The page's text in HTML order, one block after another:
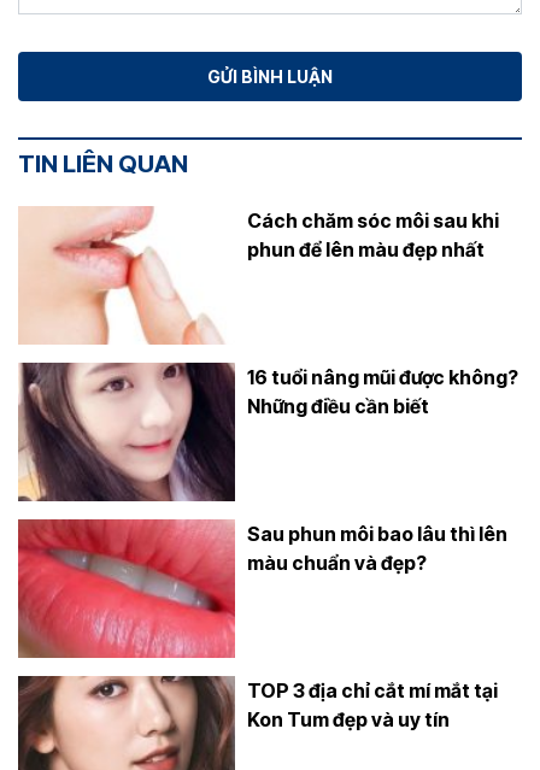
TIN LIÊN QUAN
Cách chăm sóc môi sau khi
phun để lên màu đẹp nhất
16 tuổi nâng mũi được không?
Những điều cần biết
Sau phun môi bao lâu thì lên
màu chuẩn và đẹp?
TOP 3 địa chỉ cắt mí mắt tại
Kon Tum đẹp và uy tín